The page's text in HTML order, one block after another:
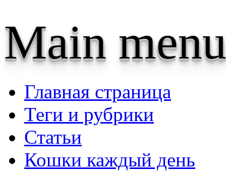
Main
Главная страница
Теги и рубрики
Статьи
Кошки каждый день